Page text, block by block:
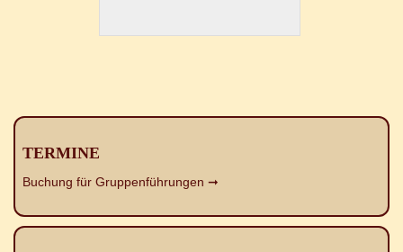
TERMINE
Buchung für Gruppenführungen ➞